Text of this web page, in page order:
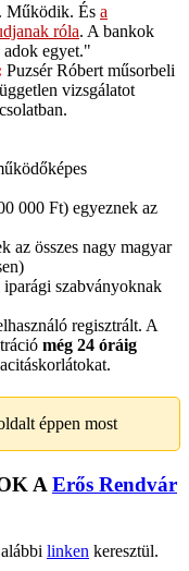
Működik. És a
róla. A bankok
egyet."
Puzsér Róbert műsorbeli
vizsgálatot
000 Ft) egyeznek az
az összes nagy magyar
szabványoknak
regisztrált. A
még 24 óráig
éppen most
A Erős Rendvár
linken keresztül.